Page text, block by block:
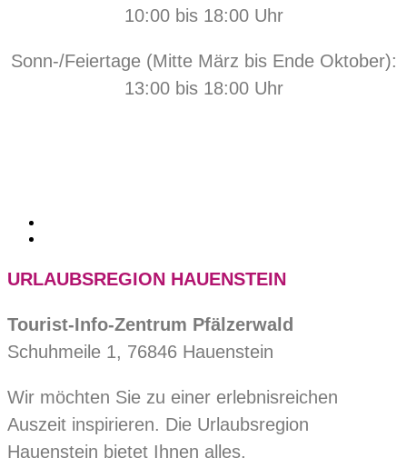
10:00 bis 18:00 Uhr
Sonn-/Feiertage (Mitte März bis Ende Oktober):
13:00 bis 18:00 Uhr
URLAUBSREGION HAUENSTEIN
Tourist-Info-Zentrum Pfälzerwald
Schuhmeile 1, 76846 Hauenstein
Wir möchten Sie zu einer erlebnisreichen
Auszeit inspirieren. Die Urlaubsregion
Hauenstein bietet Ihnen alles.